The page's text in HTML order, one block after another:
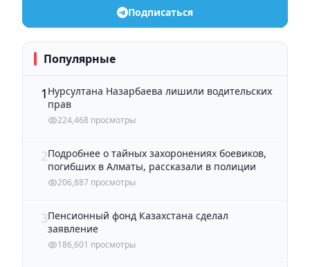
Подписаться
Популярные
1 Нурсултана Назарбаева лишили водительских
прав
224,468 просмотры
2Подробнее о тайных захоронениях боевиков,
погибших в Алматы, рассказали в полиции
206,887 просмотры
3Пенсионный фонд Казахстана сделал
заявление
186,601 просмотры